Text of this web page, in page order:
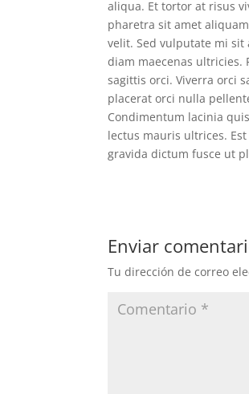
aliqua. Et tortor at risus
pharetra sit amet
velit. Sed vulputate mi
diam maecenas ultricies.
sagittis orci. Viverra orci
placerat orci nulla
Condimentum lacinia
lectus mauris ultrices.
gravida dictum fusce ut
Enviar
Tu dirección de correo